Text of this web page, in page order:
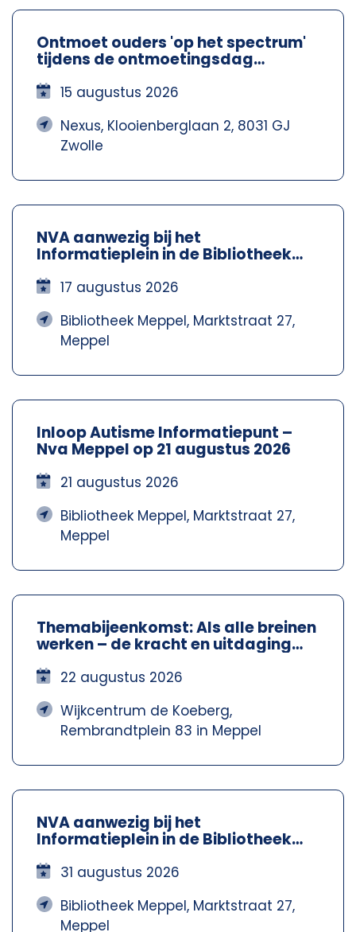
Ontmoet ouders 'op het spectrum'
tijdens de ontmoetingsdag
15 augustus 2026
Nexus, Klooienberglaan 2, 8031 GJ
Zwolle
NVA aanwezig bij het
Informatieplein in de Bibliotheek
Meppel
17 augustus 2026
Bibliotheek Meppel, Marktstraat 27,
Meppel
Inloop Autisme Informatiepunt –
Nva Meppel op 21 augustus 2026
21 augustus 2026
Bibliotheek Meppel, Marktstraat 27,
Meppel
Themabijeenkomst: Als alle breinen
werken – de kracht en uitdaging
Steenwijkerland-Meppel
22 augustus 2026
Wijkcentrum de Koeberg,
Rembrandtplein 83 in Meppel
NVA aanwezig bij het
Informatieplein in de Bibliotheek
Meppel
31 augustus 2026
Bibliotheek Meppel, Marktstraat 27,
Meppel